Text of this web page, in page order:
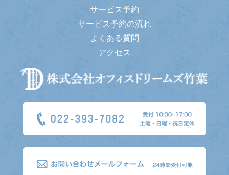
サービス予約
サービス予約の流れ
よくある質問
アクセス